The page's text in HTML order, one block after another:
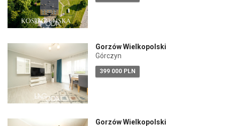
Gorzów Wielkopolski
Górczyn
399 000 PLN
Gorzów Wielkopolski